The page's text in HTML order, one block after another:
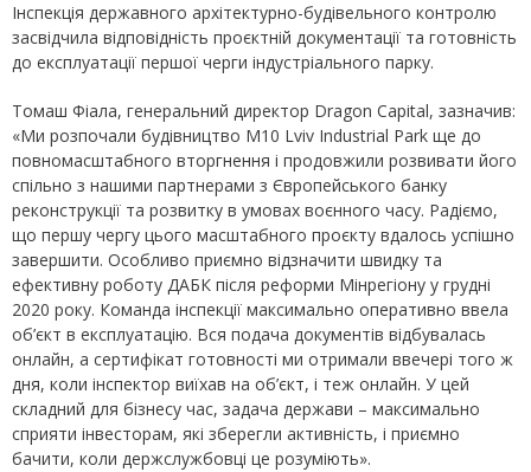
Інспекція державного архітектурно-будівельного контролю
засвідчила відповідність проєктній документації та готовність
до експлуатації першої черги індустріального парку.
Томаш Фіала, генеральний директор Dragon Capital, зазначив:
«Ми розпочали будівництво М10 Lviv Industrial Park ще до
повномасштабного вторгнення і продовжили розвивати його
спільно з нашими партнерами з Європейського банку
реконструкції та розвитку в умовах воєнного часу. Радіємо,
що першу чергу цього масштабного проєкту вдалось успішно
завершити. Особливо приємно відзначити швидку та
ефективну роботу ДАБК після реформи Мінрегіону у грудні
2020 року. Команда інспекції максимально оперативно ввела
об’єкт в експлуатацію. Вся подача документів відбувалась
онлайн, а сертифікат готовності ми отримали ввечері того ж
дня, коли інспектор виїхав на об’єкт, і теж онлайн. У цей
складний для бізнесу час, задача держави – максимально
сприяти інвесторам, які зберегли активність, і приємно
бачити, коли держслужбовці це розуміють».